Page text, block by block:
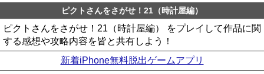
ピクトさんをさがせ！21（時計屋編）
ピクトさんをさがせ！21（時計屋編） をプレイして作品に関
する感想や攻略内容を皆と共有しよう！
新着iPhone無料脱出ゲームアプリ